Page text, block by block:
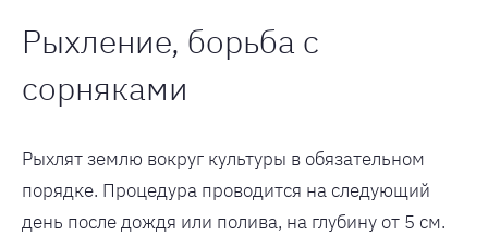
Рыхление, борьба с
сорняками
Рыхлят землю вокруг культуры в обязательном
порядке. Процедура проводится на следующий
день после дождя или полива, на глубину от 5 см.